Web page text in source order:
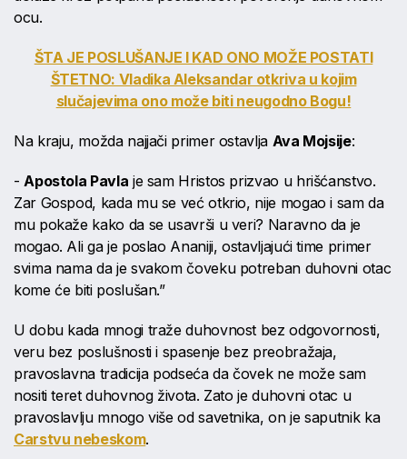
ocu.
ŠTA JE POSLUŠANJE I KAD ONO MOŽE POSTATI
ŠTETNO: Vladika Aleksandar otkriva u kojim
slučajevima ono može biti neugodno Bogu!
Na kraju, možda najjači primer ostavlja Ava Mojsije:
-Apostola Pavla je sam Hristos prizvao u hrišćanstvo.
Zar Gospod, kada mu se već otkrio, nije mogao i sam da
mu pokaže kako da se usavrši u veri? Naravno da je
mogao. Ali ga je poslao Ananiji, ostavljajući time primer
svima nama da je svakom čoveku potreban duhovni otac
kome će biti poslušan.”
U dobu kada mnogi traže duhovnost bez odgovornosti,
veru bez poslušnosti i spasenje bez preobražaja,
pravoslavna tradicija podseća da čovek ne može sam
nositi teret duhovnog života. Zato je duhovni otac u
pravoslavlju mnogo više od savetnika, on je saputnik ka
Carstvu nebeskom.